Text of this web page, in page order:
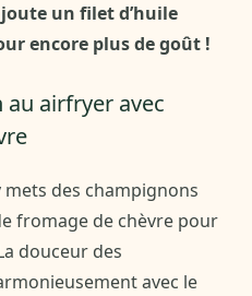
un filet d’huile
encore plus de goût !
au airfryer avec
mets des champignons
fromage de chèvre pour
douceur des
avec le